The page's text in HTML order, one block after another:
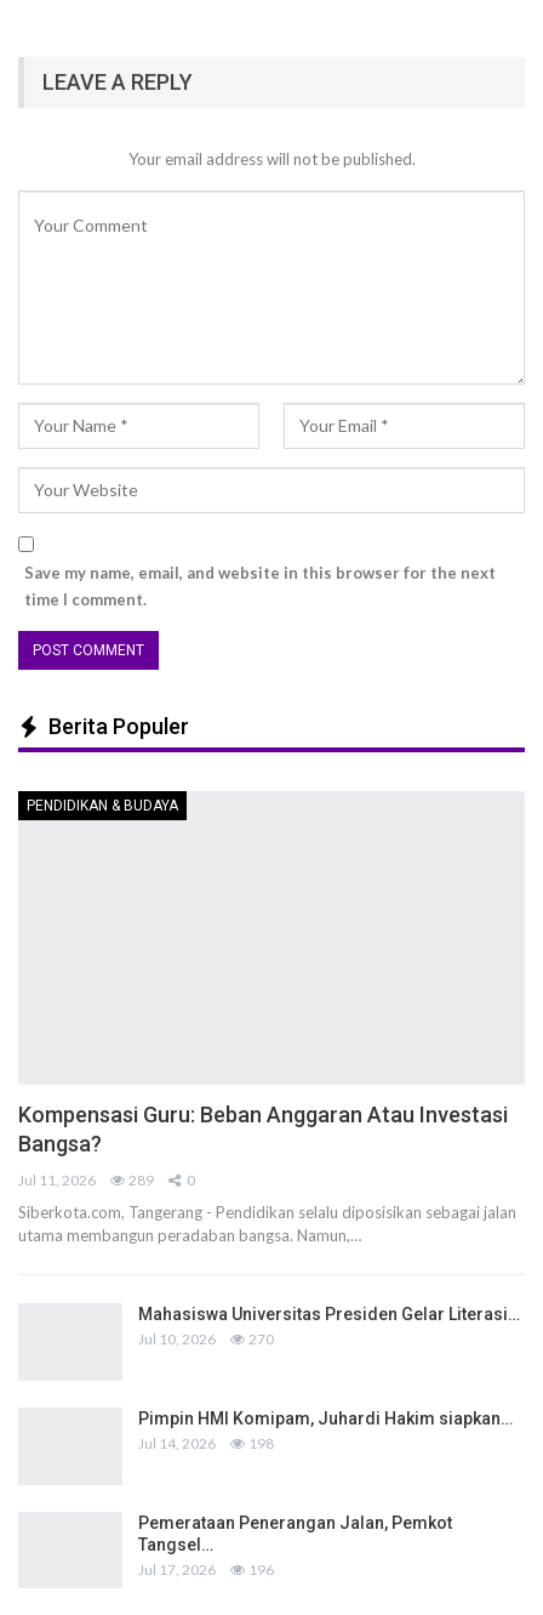
LEAVE A REPLY
Your email address will not be published.
Save my name, email, and website in this browser for the next
time I comment.
Berita Populer
PENDIDIKAN & BUDAYA
Kompensasi Guru: Beban Anggaran Atau Investasi
Bangsa?
Jul 11, 2026 289 0
Siberkota.com, Tangerang - Pendidikan selalu diposisikan sebagai jalan
utama membangun peradaban bangsa. Namun,…
Mahasiswa Universitas Presiden Gelar Literasi…
Jul 10, 2026 270
Pimpin HMI Komipam, Juhardi Hakim siapkan…
Jul 14, 2026 198
Pemerataan Penerangan Jalan, Pemkot
Tangsel…
Jul 17, 2026 196